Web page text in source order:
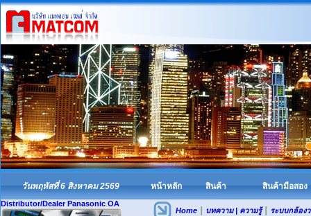
วันพฤหัสที่ 6 สิงหาคม 2569 หน้าหลัก สินค้า สินค้ามือสอง
Distributor/Dealer Panasonic OA
Home | บทความ | ความรู้ | ระบบกล้อง